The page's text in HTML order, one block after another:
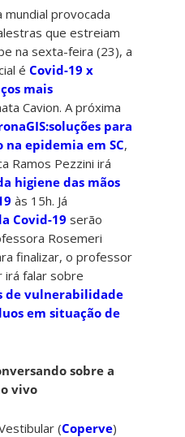
mundial provocada
que estreiam
na sexta-feira (23), a
éCovid-19 x
mais
Cavion. A próxima
para
epidemia em SC,
Ramos Pezzini irá
higiene das mãos
às 15h. Já
Covid-19 serão
Rosemeri
finalizar, o professor
irá falar sobre
de vulnerabilidade
em situação de
sobre a
vivo
(Coperve)